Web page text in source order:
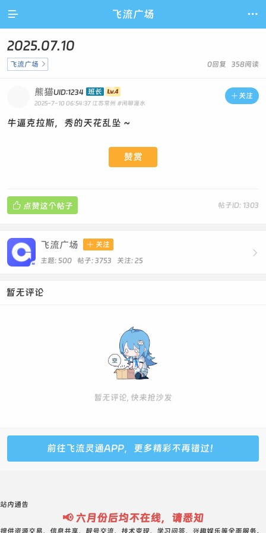
 飞流广场 
2025.07.10
0回复 358阅读
飞流广场 
 关注
熊猫UID:1234 班长
2025-7-10 06:54:37 江苏常州 #闲聊灌水
牛逼克拉斯，秀的天花乱坠 ~
赞赏
帖子ID: 1303
 点赞这个帖子

飞流广场  关注
主题: 500 帖子: 3753 关注: 25
暂无评论
暂无评论, 快来抢沙发
前往飞流灵通APP，更多精彩不再错过！
站内通告
📢 六月份后均不在线，请悉知
提供资源交易、信息共享、靓号交流、技术变现、学习问答、兴趣娱乐等全面服务。